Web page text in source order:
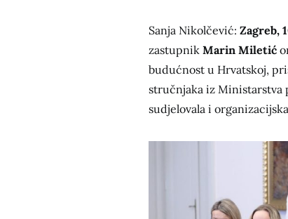
Sanja Nikolčević: Zagreb,
zastupnik Marin Miletić
budućnost u Hrvatskoj,
stručnjaka iz
sudjelovala i